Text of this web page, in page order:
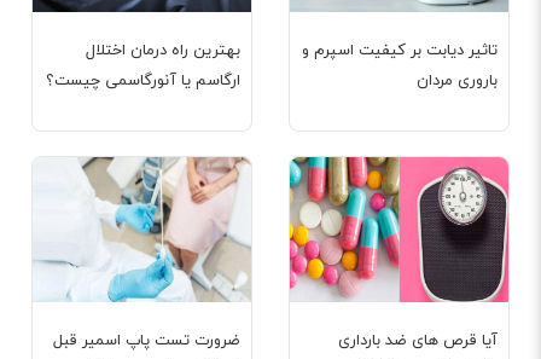
بهترین راه درمان اختلال
ارگاسم یا آنورگاسمی چیست؟
تاثیر دیابت بر کیفیت اسپرم و
باروری مردان
ضرورت تست پاپ اسمیر قبل
آیا قرص‌ های ضد بارداری